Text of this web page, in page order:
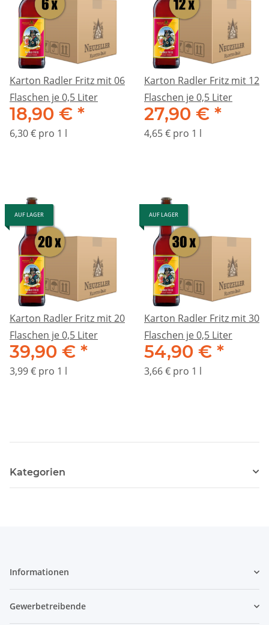
Karton Radler Fritz mit 06
Flaschen je 0,5 Liter
18,90 € *
6,30 € pro 1 l
Karton Radler Fritz mit 12
Flaschen je 0,5 Liter
27,90 € *
4,65 € pro 1 l
AUF LAGER
Karton Radler Fritz mit 20
Flaschen je 0,5 Liter
39,90 € *
3,99 € pro 1 l
AUF LAGER
Karton Radler Fritz mit 30
Flaschen je 0,5 Liter
54,90 € *
3,66 € pro 1 l
Kategorien
Informationen
Gewerbetreibende